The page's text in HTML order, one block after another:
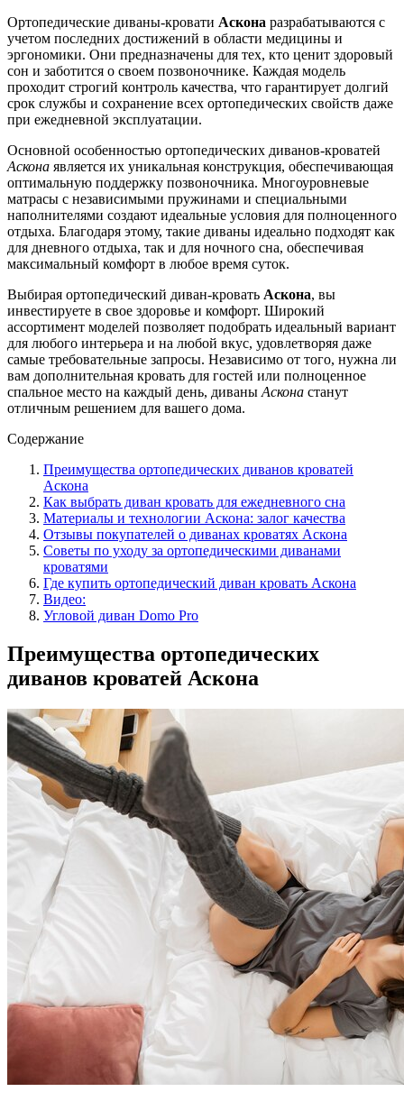
Ортопедические диваны-кровати Аскона разрабатываются с
учетом последних достижений в области медицины и
эргономики. Они предназначены для тех, кто ценит здоровый
сон и заботится о своем позвоночнике. Каждая модель
проходит строгий контроль качества, что гарантирует долгий
срок службы и сохранение всех ортопедических свойств даже
при ежедневной эксплуатации.
Основной особенностью ортопедических диванов-кроватей
Аскона является их уникальная конструкция, обеспечивающая
оптимальную поддержку позвоночника. Многоуровневые
матрасы с независимыми пружинами и специальными
наполнителями создают идеальные условия для полноценного
отдыха. Благодаря этому, такие диваны идеально подходят как
для дневного отдыха, так и для ночного сна, обеспечивая
максимальный комфорт в любое время суток.
Выбирая ортопедический диван-кровать Аскона, вы
инвестируете в свое здоровье и комфорт. Широкий
ассортимент моделей позволяет подобрать идеальный вариант
для любого интерьера и на любой вкус, удовлетворяя даже
самые требовательные запросы. Независимо от того, нужна ли
вам дополнительная кровать для гостей или полноценное
спальное место на каждый день, диваны Аскона станут
отличным решением для вашего дома.
Содержание
Преимущества ортопедических диванов кроватей
Аскона
Как выбрать диван кровать для ежедневного сна
Материалы и технологии Аскона: залог качества
Отзывы покупателей о диванах кроватях Аскона
Советы по уходу за ортопедическими диванами
кроватями
Где купить ортопедический диван кровать Аскона
Видео:
Угловой диван Domo Pro
Преимущества ортопедических
диванов кроватей Аскона